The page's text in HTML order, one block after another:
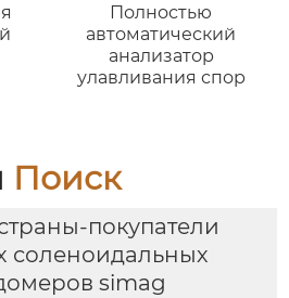
Полностью
автоматический
анализатор
улавливания спор
Поиск
покупатели
соленоидальных
simag